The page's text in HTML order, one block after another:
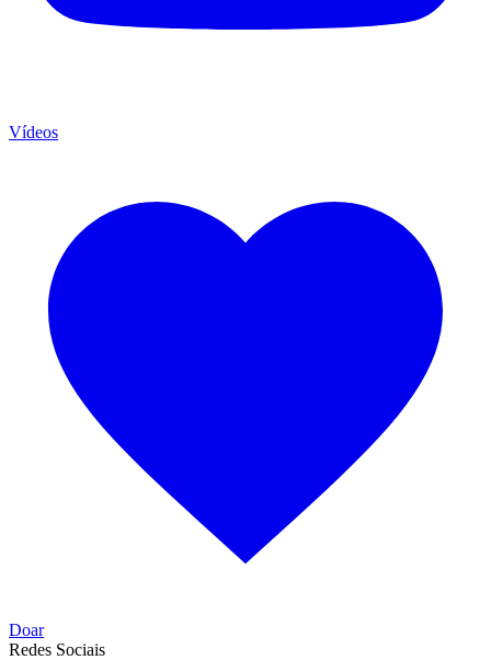
Vídeos
Doar
Redes Sociais